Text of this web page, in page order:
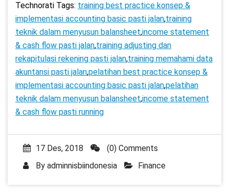
Technorati Tags: training best practice konsep &
implementasi accounting basic pasti jalan,training
teknik dalam menyusun balansheet,income statement
& cash flow pasti jalan,training adjusting dan
rekapitulasi rekening pasti jalan,training memahami data
akuntansi pasti jalan,pelatihan best practice konsep &
implementasi accounting basic pasti jalan,pelatihan
teknik dalam menyusun balansheet,income statement
& cash flow pasti running
17 Des, 2018
(0) Comments
By adminnisbiindonesia Finance